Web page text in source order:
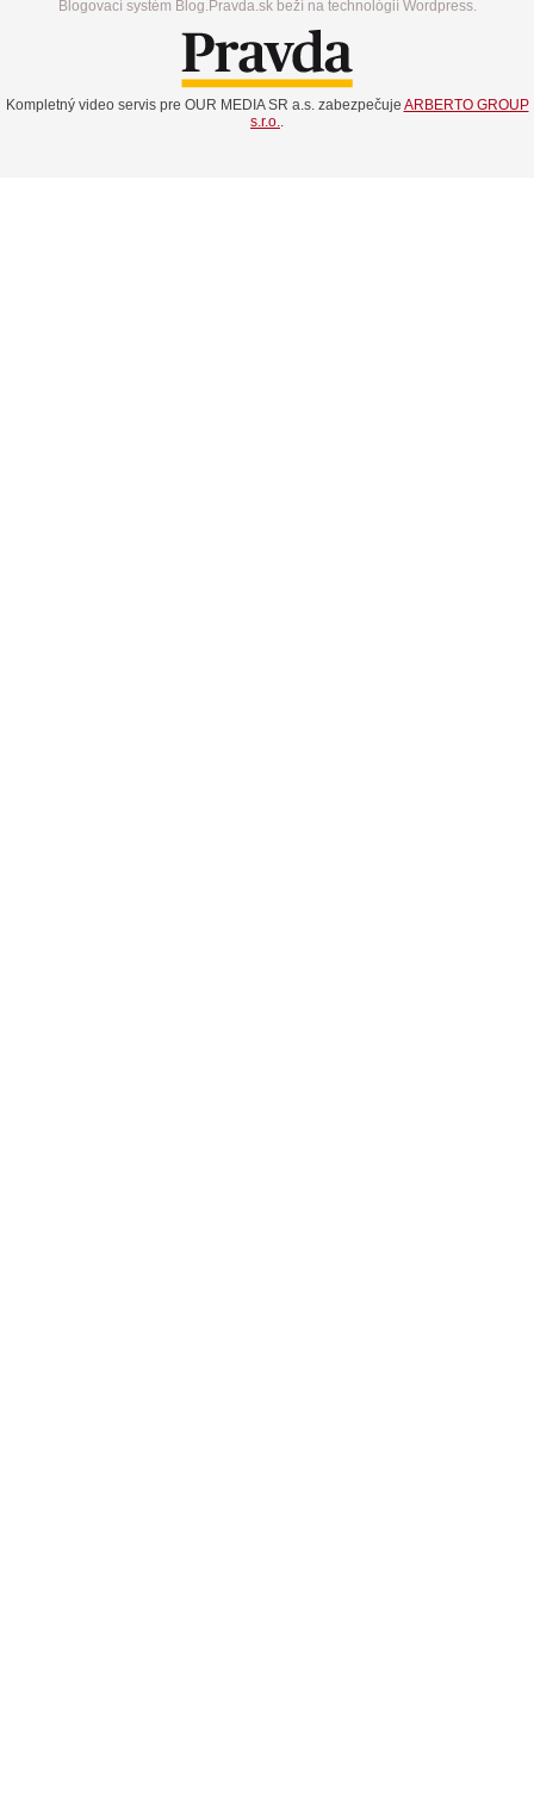
Blogovací systém Blog.Pravda.sk beží na technológií Wordpress.
Kompletný video servis pre OUR MEDIA SR a.s. zabezpečuje ARBERTO GROUP
s.r.o..